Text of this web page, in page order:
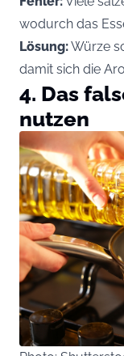
wodurch das
Lösung:Würze
damit sich die
4. Das
nutzen